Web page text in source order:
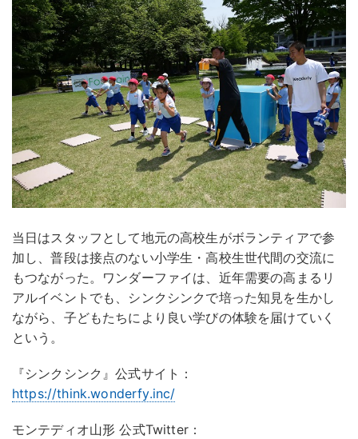
当日はスタッフとして地元の高校生がボランティアで参
加し、普段は接点のない小学生・高校生世代間の交流に
もつながった。ワンダーファイは、近年需要の高まるリ
アルイベントでも、シンクシンクで培った知見を生かし
ながら、子どもたちにより良い学びの体験を届けていく
という。
『シンクシンク』公式サイト：
https://think.wonderfy.inc/
モンテディオ山形 公式Twitter：